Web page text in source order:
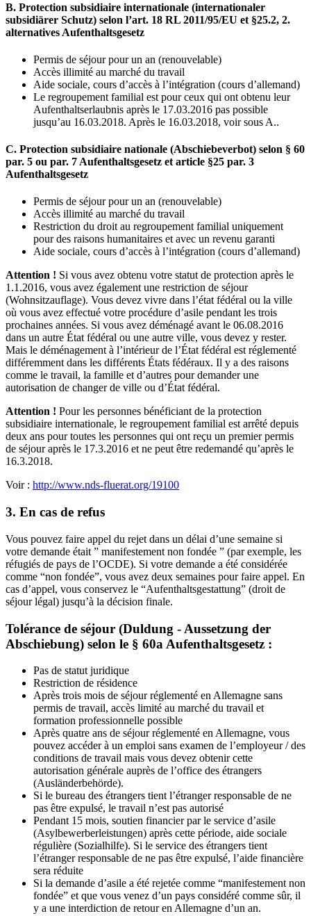
B. Protection subsidiaire internationale (internationaler
subsidiärer Schutz) selon l’art. 18 RL 2011/95/EU et §25.2, 2.
alternatives Aufenthaltsgesetz
Permis de séjour pour un an (renouvelable)
Accès illimité au marché du travail
Aide sociale, cours d’accès à l’intégration (cours d’allemand)
Le regroupement familial est pour ceux qui ont obtenu leur
Aufenthaltserlaubnis après le 17.03.2016 pas possible
jusqu’au 16.03.2018. Après le 16.03.2018, voir sous A..
C. Protection subsidiaire nationale (Abschiebeverbot) selon § 60
par. 5 ou par. 7 Aufenthaltsgesetz et article §25 par. 3
Aufenthaltsgesetz
Permis de séjour pour un an (renouvelable)
Accès illimité au marché du travail
Restriction du droit au regroupement familial uniquement
pour des raisons humanitaires et avec un revenu garanti
Aide sociale, cours d’accès à l’intégration (cours d’allemand)
Attention ! Si vous avez obtenu votre statut de protection après le
1.1.2016, vous avez également une restriction de séjour
(Wohnsitzauflage). Vous devez vivre dans l’état fédéral ou la ville
où vous avez effectué votre procédure d’asile pendant les trois
prochaines années. Si vous avez déménagé avant le 06.08.2016
dans un autre État fédéral ou une autre ville, vous devez y rester.
Mais le déménagement à l’intérieur de l’État fédéral est réglementé
différemment dans les différents États fédéraux. Il y a des raisons
comme le travail, la famille et d’autres pour demander une
autorisation de changer de ville ou d’État fédéral.
Attention ! Pour les personnes bénéficiant de la protection
subsidiaire internationale, le regroupement familial est arrêté depuis
deux ans pour toutes les personnes qui ont reçu un premier permis
de séjour après le 17.3.2016 et ne peut être redemandé qu’après le
16.3.2018.
Voir : http://www.nds-fluerat.org/19100
3. En cas de refus
Vous pouvez faire appel du rejet dans un délai d’une semaine si
votre demande était ” manifestement non fondée ” (par exemple, les
réfugiés de pays de l’OCDE). Si votre demande a été considérée
comme “non fondée”, vous avez deux semaines pour faire appel. En
cas d’appel, vous conservez le “Aufenthaltsgestattung” (droit de
séjour légal) jusqu’à la décision finale.
Tolérance de séjour (Duldung - Aussetzung der
Abschiebung) selon le § 60a Aufenthaltsgesetz :
Pas de statut juridique
Restriction de résidence
Après trois mois de séjour réglementé en Allemagne sans
permis de travail, accès limité au marché du travail et
formation professionnelle possible
Après quatre ans de séjour réglementé en Allemagne, vous
pouvez accéder à un emploi sans examen de l’employeur / des
conditions de travail mais vous devez obtenir cette
autorisation générale auprès de l’office des étrangers
(Ausländerbehörde).
Si le bureau des étrangers tient l’étranger responsable de ne
pas être expulsé, le travail n’est pas autorisé
Pendant 15 mois, soutien financier par le service d’asile
(Asylbewerberleistungen) après cette période, aide sociale
régulière (Sozialhilfe). Si le service des étrangers tient
l’étranger responsable de ne pas être expulsé, l’aide financière
sera réduite
Si la demande d’asile a été rejetée comme “manifestement non
fondée” et que vous venez d’un pays considéré comme sûr, il
y a une interdiction de retour en Allemagne d’un an.